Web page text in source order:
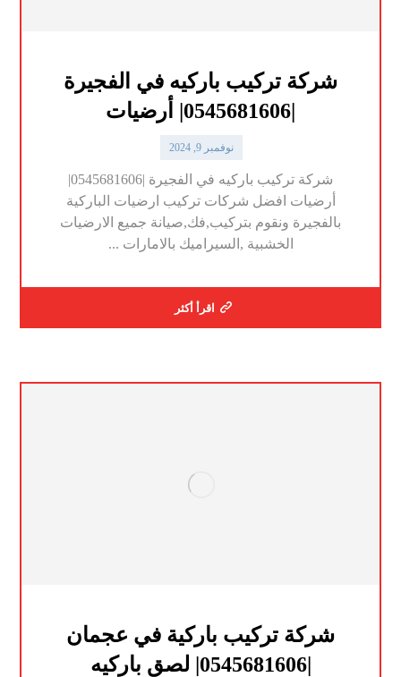
شركة تركيب باركيه في الفجيرة
|0545681606| أرضيات
نوفمبر 9, 2024
شركة تركيب باركيه في الفجيرة |0545681606|
أرضيات افضل شركات تركيب ارضيات الباركية
بالفجيرة ونقوم بتركيب,فك,صيانة جميع الارضيات
الخشبية ,السيراميك بالامارات ...
اقرأ أكثر
شركة تركيب باركية في عجمان
|0545681606| لصق باركيه